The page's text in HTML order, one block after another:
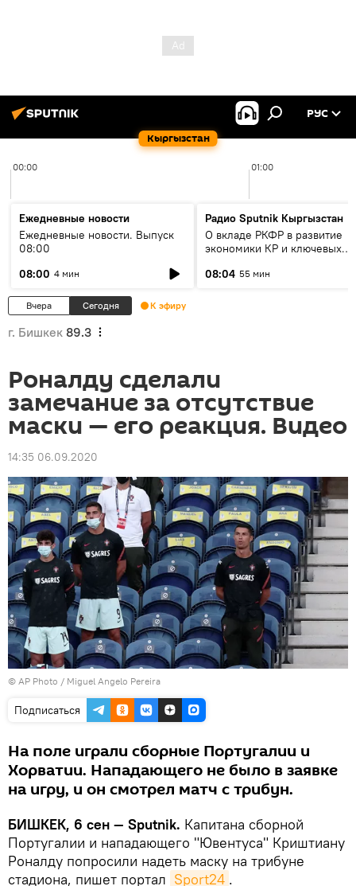
Кыргызстан
РУС
00:00 01:00
Ежедневные новости
Ежедневные новости. Выпуск
08:00
08:00 4 мин
Радио Sputnik Кыргызстан
О вкладе РКФР в развитие
экономики КР и ключевых
08:04 55 мин
Вчера Сегодня К эфиру
г. Бишкек 89.3
Роналду сделали
замечание за отсутствие
маски — его реакция. Видео
14:35 06.09.2020
© AP Photo / Miguel Angelo Pereira
Подписаться
На поле играли сборные Португалии и
Хорватии. Нападающего не было в заявке
на игру, и он смотрел матч с трибун.
БИШКЕК, 6 сен — Sputnik. Капитана сборной
Португалии и нападающего "Ювентуса" Криштиану
Роналду попросили надеть маску на трибуне
стадиона, пишет портал Sport24 .